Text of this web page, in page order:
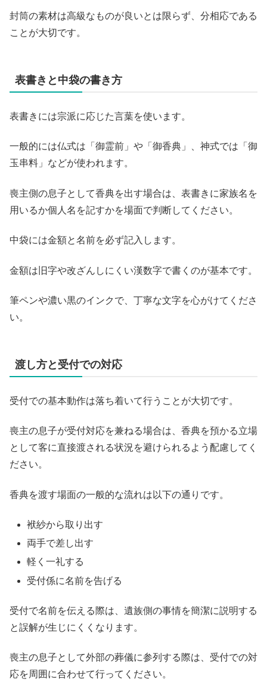
封筒の素材は高級なものが良いとは限らず、分相応である
ことが大切です。
表書きと中袋の書き方
表書きには宗派に応じた言葉を使います。
一般的には仏式は「御霊前」や「御香典」、神式では「御
玉串料」などが使われます。
喪主側の息子として香典を出す場合は、表書きに家族名を
用いるか個人名を記すかを場面で判断してください。
中袋には金額と名前を必ず記入します。
金額は旧字や改ざんしにくい漢数字で書くのが基本です。
筆ペンや濃い黒のインクで、丁寧な文字を心がけてくださ
い。
渡し方と受付での対応
受付での基本動作は落ち着いて行うことが大切です。
喪主の息子が受付対応を兼ねる場合は、香典を預かる立場
として客に直接渡される状況を避けられるよう配慮してく
ださい。
香典を渡す場面の一般的な流れは以下の通りです。
袱紗から取り出す
両手で差し出す
軽く一礼する
受付係に名前を告げる
受付で名前を伝える際は、遺族側の事情を簡潔に説明する
と誤解が生じにくくなります。
喪主の息子として外部の葬儀に参列する際は、受付での対
応を周囲に合わせて行ってください。